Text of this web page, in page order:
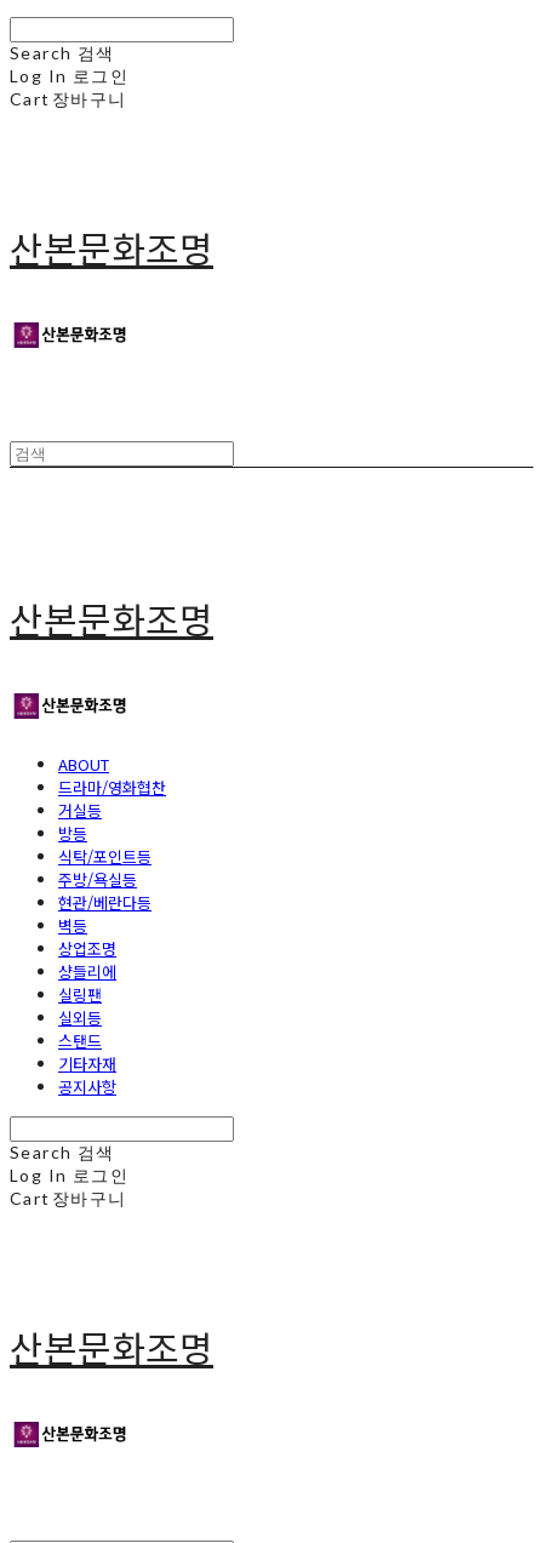
Search 검색
Log In 로그인
Cart 장바구니
산본문화조명
산본문화조명
ABOUT
드라마/영화협찬
거실등
방등
식탁/포인트등
주방/욕실등
현관/베란다등
벽등
상업조명
샹들리에
실링팬
실외등
스탠드
기타자재
공지사항
Search 검색
Log In 로그인
Cart 장바구니
산본문화조명